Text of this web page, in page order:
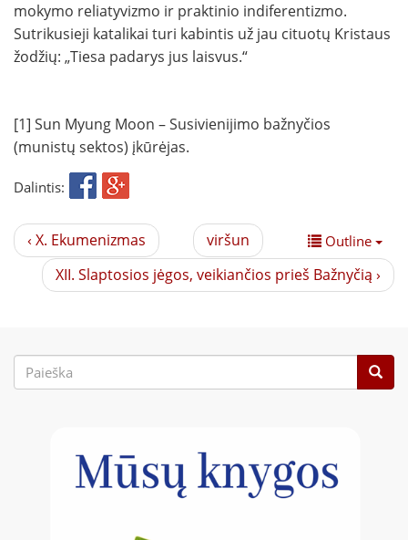
mokymo reliatyvizmo ir praktinio indiferentizmo.
Sutrikusieji katalikai turi kabintis už jau cituotų Kristaus
žodžių: „Tiesa padarys jus laisvus.“
[1] Sun Myung Moon – Susivienijimo bažnyčios
(munistų sektos) įkūrėjas.
Dalintis:
Outline
‹ X. Ekumenizmas
viršun
XII. Slaptosios jėgos, veikiančios prieš Bažnyčią ›
Paieškos